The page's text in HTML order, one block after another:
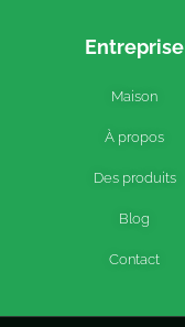
Entreprise
Maison
À propos
Des produits
Blog
Contact